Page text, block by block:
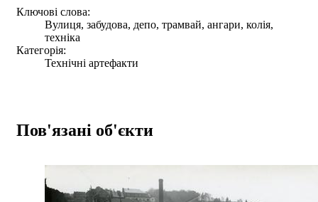
Ключові слова:
Вулиця, забудова, депо, трамвай, ангари, колія,
техніка
Категорія:
Технічні артефакти
Пов'язані об'єкти